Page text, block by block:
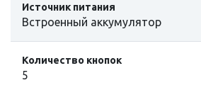
Источник питания
Встроенный аккумулятор
Количество кнопок
5